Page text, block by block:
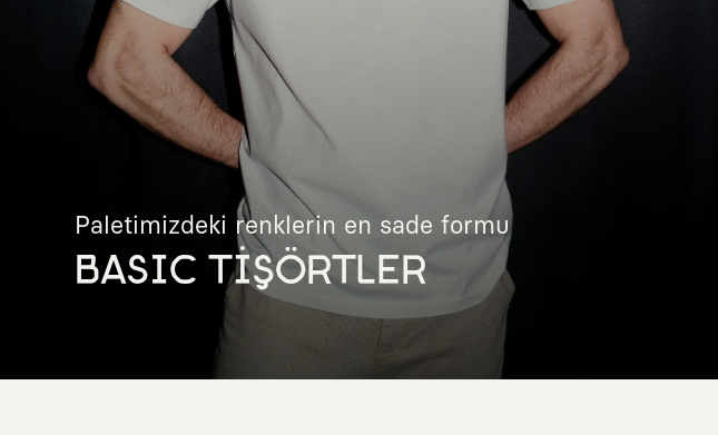
Paletimizdeki renklerin en sade formu
BASIC TİŞÖRTLER